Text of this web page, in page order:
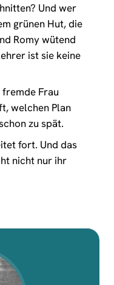
Und wer
grünen Hut, die
Romy wütend
ist sie keine
fremde Frau
welchen Plan
zu spät.
fort. Und das
nicht nur ihr